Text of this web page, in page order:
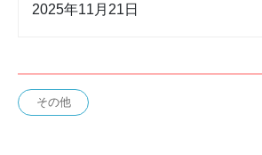
2025年11月21日
その他